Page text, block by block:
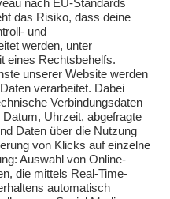
nach EU-Standards
das Risiko, dass deine
und
werden, unter
eines Rechtsbehelfs.
unserer Website werden
verarbeitet. Dabei
Verbindungsdaten
Uhrzeit, abgefragte
Daten über die Nutzung
von Klicks auf einzelne
Auswahl von Online-
die mittels Real-Time-
automatisch